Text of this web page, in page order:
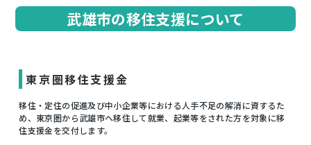
武雄市の移住支援について
東京圏移住支援金
移住・定住の促進及び中小企業等における人手不足の解消に資するた
め、東京圏から武雄市へ移住して就業、起業等をされた方を対象に移
住支援金を交付します。